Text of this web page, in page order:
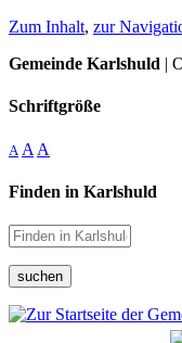
Zum Inhalt, zur
Gemeinde Karlshuld |
Schriftgröße
A A A
Finden in Karlshuld
suchen